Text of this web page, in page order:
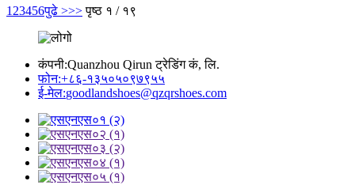
1 23456पुढे >>> पृष्ठ १ / १९
कंपनी:Quanzhou Qirun ट्रेडिंग कं, लि.
फोन:+८६-१३५०५०९७९५५
ई-मेल:goodlandshoes@qzqrshoes.com